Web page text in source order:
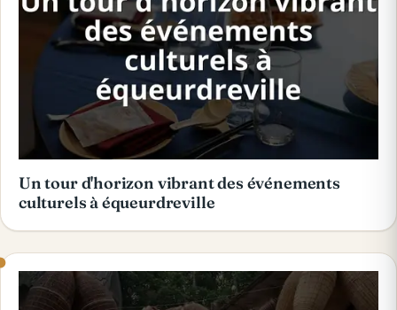
Un tour d'horizon vibrant des événements
culturels à équeurdreville